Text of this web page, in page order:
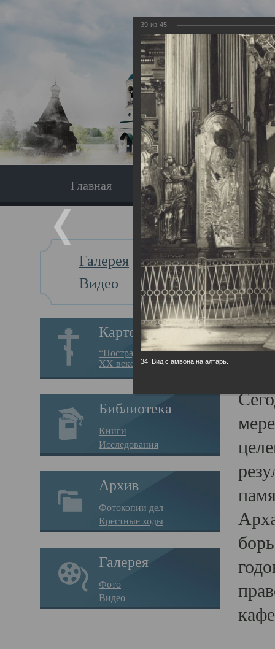
Главная Экскурсия
Галерея
Видео
Картотека
“Пострадавшие за веру в
XX веке на Севере”
Библиотека
Книги
Исследования
Архив
Фотокопии дел
Крестные ходы
Галерея
Фото
Видео
Главная
39 из 45
34. Вид с амвона на алтарь.